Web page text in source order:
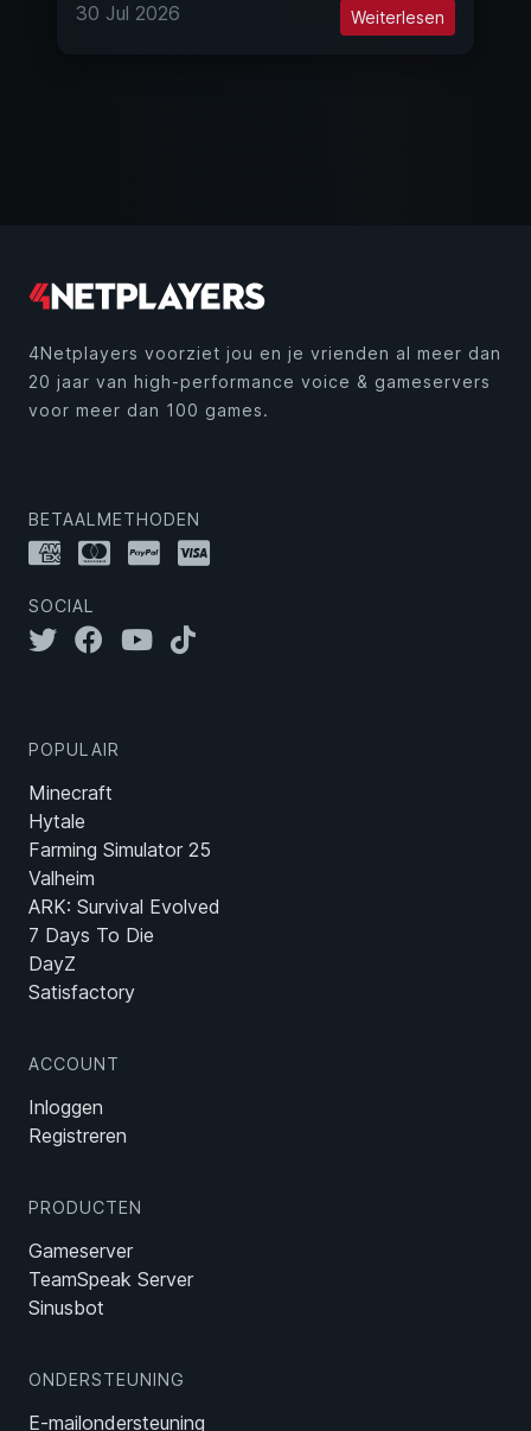
30 Jul 2026 Weiterlesen
4Netplayers voorziet jou en je vrienden al meer dan
20 jaar van high-performance voice & gameservers
voor meer dan 100 games.
BETAALMETHODEN
SOCIAL
POPULAIR
Minecraft
Hytale
Farming Simulator 25
Valheim
ARK: Survival Evolved
7 Days To Die
DayZ
Satisfactory
ACCOUNT
Inloggen
Registreren
PRODUCTEN
Gameserver
TeamSpeak Server
Sinusbot
ONDERSTEUNING
E-mailondersteuning